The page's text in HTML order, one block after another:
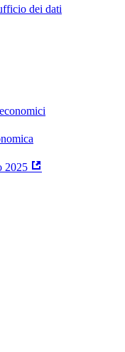
dei dati
2025